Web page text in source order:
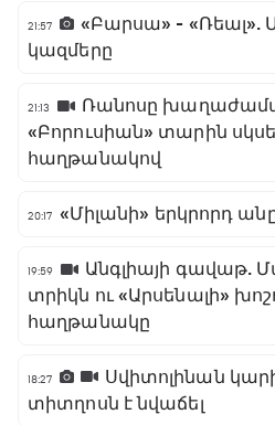
21:57
«Բարսա» - «Ռեալ».
կազմերը
21:13
Ռանոսը
«Բորուսիան» տարին
հաղթանակով
20:17 «Միլանի» երկրորդ
19:59
Անգլիայի գավաթ.
տրիկն ու «Արսենալի»
հաղթանակը
18:27
Սվիտոլինան
տիտղոսն է նվաճել